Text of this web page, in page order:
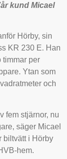
kund Micael
Hörby, sin
KR 230 E. Han
timmar per
Ytan som
och
fem stjärnor, nu
säger Micael
biltvätt i Hörby
hem.